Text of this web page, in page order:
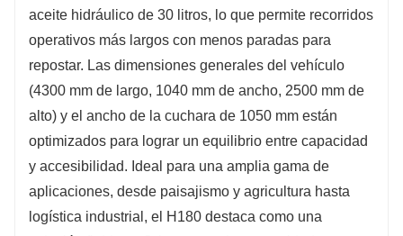
aceite hidráulico de 30 litros, lo que permite recorridos
operativos más largos con menos paradas para
repostar. Las dimensiones generales del vehículo
(4300 mm de largo, 1040 mm de ancho, 2500 mm de
alto) y el ancho de la cuchara de 1050 mm están
optimizados para lograr un equilibrio entre capacidad
y accesibilidad. Ideal para una amplia gama de
aplicaciones, desde paisajismo y agricultura hasta
logística industrial, el H180 destaca como una